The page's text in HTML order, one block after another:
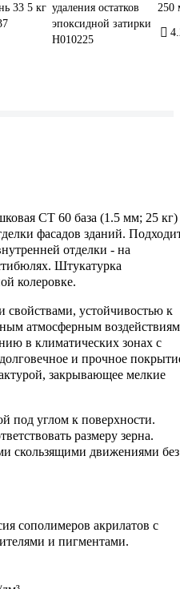
33 5 кг удаления остатков
эпоксидной затирки
Н010225
250
CT 60 база (1.5 мм; 25 кг)
фасадов зданий.
отделки - на
Штукатурка
колеровке.
устойчивостью к
атмосферным
в климатических зонах с
и прочное
закрывающее мелкие
под углом к поверхности.
размеру зерна.
скользящими движениями без
сополимеров акрилатов с
и пигментами.